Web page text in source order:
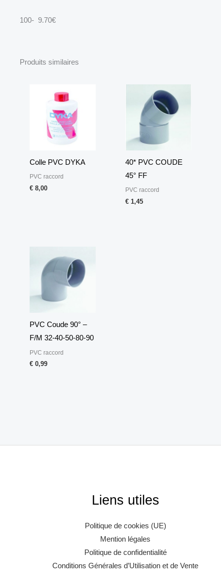
100- 9.70€
Produits similaires
Colle PVC DYKA
PVC raccord
€ 8,00
40* PVC COUDE
45° FF
PVC raccord
€ 1,45
PVC Coude 90° –
F/M 32-40-50-80-90
PVC raccord
€ 0,99
Liens utiles
Politique de cookies (UE)
Mention légales
Politique de confidentialité
Conditions Générales d’Utilisation et de Vente